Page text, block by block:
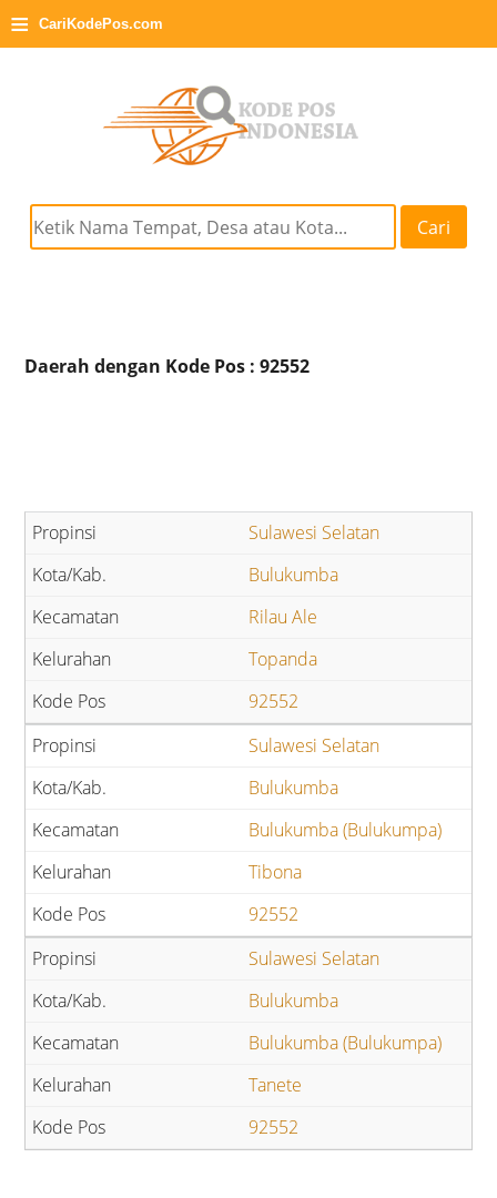
≡ CariKodePos.com
Cari
Daerah dengan Kode Pos : 92552
Sulawesi Selatan
Bulukumba
Rilau Ale
Topanda
92552
Sulawesi Selatan
Bulukumba
Bulukumba (Bulukumpa)
Tibona
92552
Sulawesi Selatan
Bulukumba
Bulukumba (Bulukumpa)
Tanete
92552